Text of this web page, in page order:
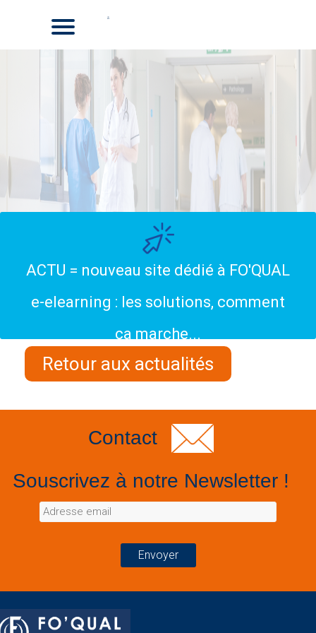
ACTU = nouveau site dédié à FO'QUAL
e-elearning : les solutions, comment
ça marche...
Retour aux actualités
Contact
Souscrivez à notre Newsletter !